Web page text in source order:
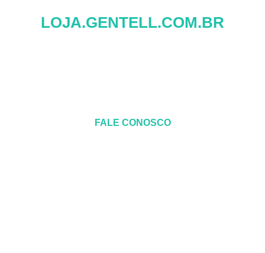
LOJA.GENTELL.COM.BR
FALE CONOSCO